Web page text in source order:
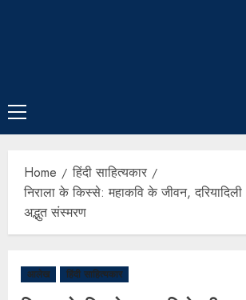
Home
हिंदी साहित्यकार
निराला के किस्से: महाकवि के जीवन,
अद्भुत संस्मरण
आलेख हिंदी साहित्यकार